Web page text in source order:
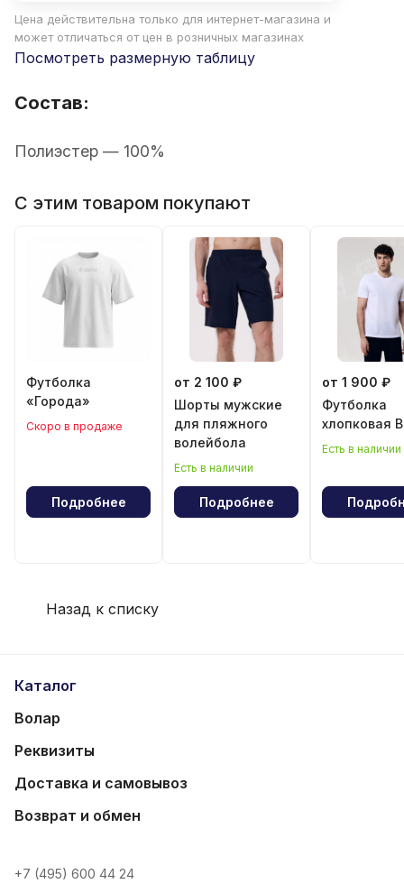
Цена действительна только для интернет-магазина и
может отличаться от цен в розничных магазинах
Посмотреть размерную таблицу
Состав:
Полиэстер — 100%
С этим товаром покупают
Футболка
«Города»
Cкоро в продаже
Подробнее
от 2 100 ₽
Шорты мужские
для пляжного
волейбола
Есть в наличии
Подробнее
от 1 900 ₽
Футболка
хлопковая
Есть в наличии
Назад к списку
Каталог
Волар
Реквизиты
Доставка и самовывоз
Возврат и обмен
+7 (495) 600 44 24